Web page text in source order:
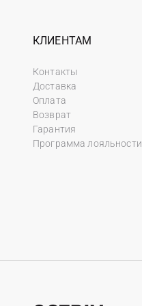
КЛИЕНТАМ
Контакты
Доставка
Оплата
Возврат
Гарантия
Программа лояльности